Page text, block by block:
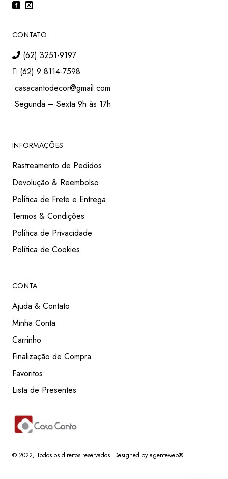
CONTATO
(62) 3251-9197
(62) 9 8114-7598
casacantodecor@gmail.com
Segunda – Sexta 9h às 17h
INFORMAÇÕES
Rastreamento de Pedidos
Devolução & Reembolso
Política de Frete e Entrega
Termos & Condições
Política de Privacidade
Política de Cookies
CONTA
Ajuda & Contato
Minha Conta
Carrinho
Finalização de Compra
Favoritos
Lista de Presentes
© 2022, Todos os direitos reservados. Designed by agenteweb®